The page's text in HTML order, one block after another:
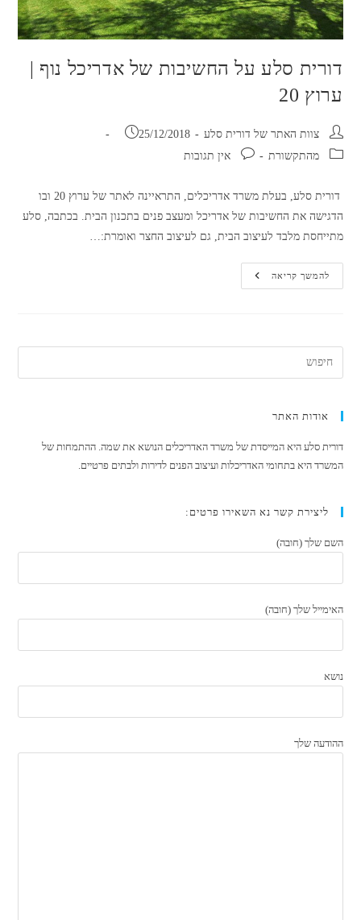
דורית סלע על החשיבות של אדריכל נוף |
ערוץ 20
מחבר:צוות האתר של דורית סלע פורסם:
25/12/2018
קטגוריה:מהתקשורת תגובות:אין תגובות
דורית סלע, בעלת משרד אדריכלים, התראיינה לאתר של ערוץ 20 ובו
הדגישה את החשיבות של אדריכל ומעצב פנים בתכנון הבית. בכתבה, סלע
מתייחסת מלבד לעיצוב הבית, גם לעיצוב החצר ואומרת:…
להמשך קריאהדורית
סלע
20
אודות האתר
דורית סלע היא המייסדת של משרד האדריכלים הנושא את שמה. ההתמחות של
המשרד היא בתחומי האדריכלות ועיצוב הפנים לדירות ולבתים פרטיים.
ליצירת קשר נא השאירו פרטים:
השם שלך (חובה)
האימייל שלך (חובה)
נושא
ההודעה שלך